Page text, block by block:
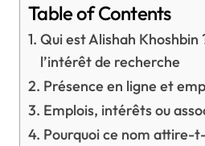
Table of Contents
Qui est Alishah Khoshbin
l’intérêt de recherche
Présence en ligne et
Emplois, intérêts ou
Pourquoi ce nom attire-